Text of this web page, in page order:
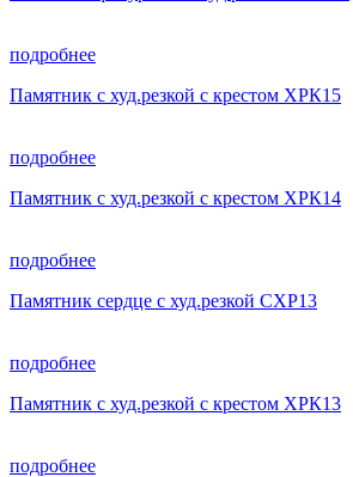
подробнее
Памятник с худ.резкой с крестом ХРК15
подробнее
Памятник с худ.резкой с крестом ХРК14
подробнее
Памятник сердце с худ.резкой СХР13
подробнее
Памятник с худ.резкой с крестом ХРК13
подробнее